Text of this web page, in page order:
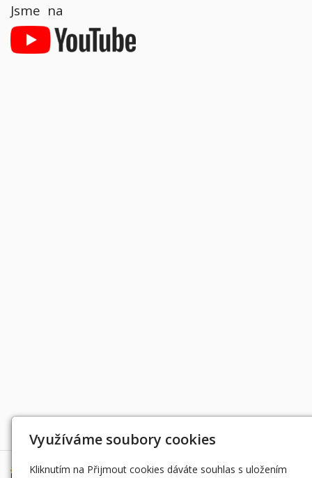
Jsme na
Děkujeme za podporu
Využíváme soubory cookies
Kliknutím na Přijmout cookies dáváte souhlas s uložením